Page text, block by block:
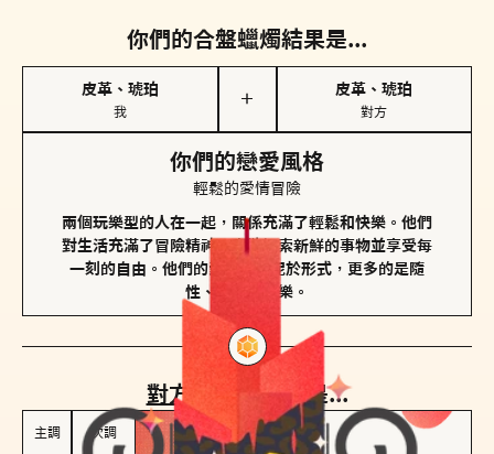
你們的合盤蠟燭結果是...
皮革、琥珀
我
＋
皮革、琥珀
對方
你們的戀愛風格
輕鬆的愛情冒險
兩個玩樂型的人在一起，關係充滿了輕鬆和快樂。他們
對生活充滿了冒險精神，喜歡探索新鮮的事物並享受每
一刻的自由。他們的愛情不拘泥於形式，更多的是隨
性、幽默和享樂。
對方 的主調蠟燭是...
主調 次調